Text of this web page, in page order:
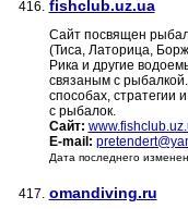
416. fishclub.uz.ua
Сайт посвящен
(Тиса, Латорица,
Рика и другие
связаным с
способах, стратегии
с рыбалок.
Сайт:
E-mail:
Дата последнего
417. omandiving.ru